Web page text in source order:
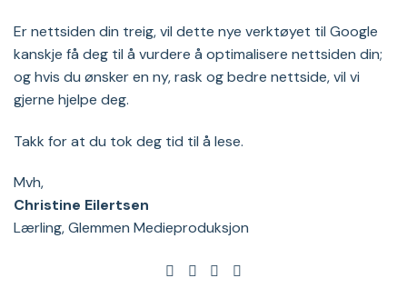
Er nettsiden din treig, vil dette nye verktøyet til Google
kanskje få deg til å vurdere å optimalisere nettsiden din;
og hvis du ønsker en ny, rask og bedre nettside, vil vi
gjerne hjelpe deg.
Takk for at du tok deg tid til å lese.
Mvh,
Christine Eilertsen
Lærling, Glemmen Medieproduksjon